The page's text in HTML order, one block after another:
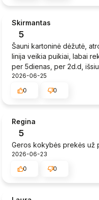
Skirmantas
5
Šauni kartoninė dėžutė,
linija veikia puikiai, labai
per 5dienas, per 2d.d,
2026-06-25
0
0
Regina
5
Geros kokybės prekės už
2026-06-23
0
0